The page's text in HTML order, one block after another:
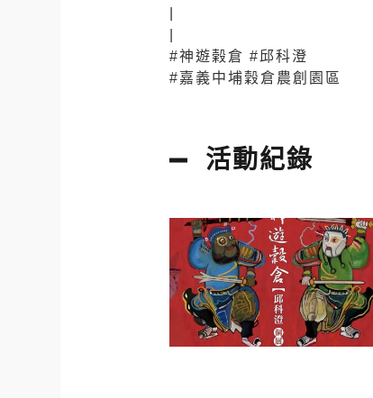
#神遊榖倉 #邱科澄
#嘉義中埔穀倉農創園區
活動紀錄